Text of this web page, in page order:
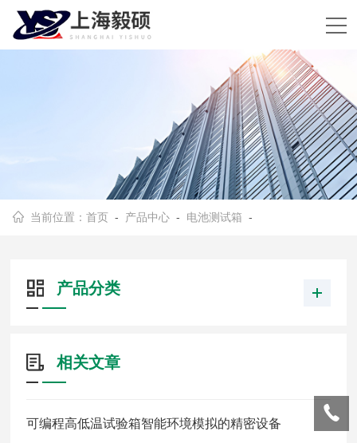
当前位置：首页 - 产品中心 - 电池测试箱 -
产品分类
相关文章
可编程高低温试验箱智能环境模拟的精密设备